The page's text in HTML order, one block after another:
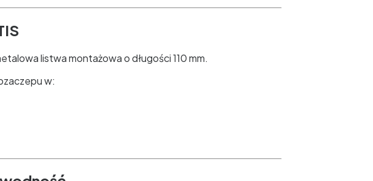
listwa montażowa o długości 110 mm.
w: